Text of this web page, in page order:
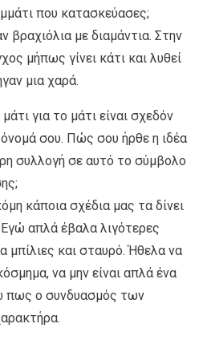
που κατασκεύασες;
βραχιόλια με διαμάντια. Στην
μήπως γίνει κάτι και λυθεί
μια χαρά.
για το μάτι είναι σχεδόν
όνομά σου. Πώς σου ήρθε η ιδέα
συλλογή σε αυτό το σύμβολο
κάποια σχέδια μας τα δίνει
απλά έβαλα λιγότερες
μπίλιες και σταυρό. Ήθελα να
να μην είναι απλά ένα
πως ο συνδυασμός των